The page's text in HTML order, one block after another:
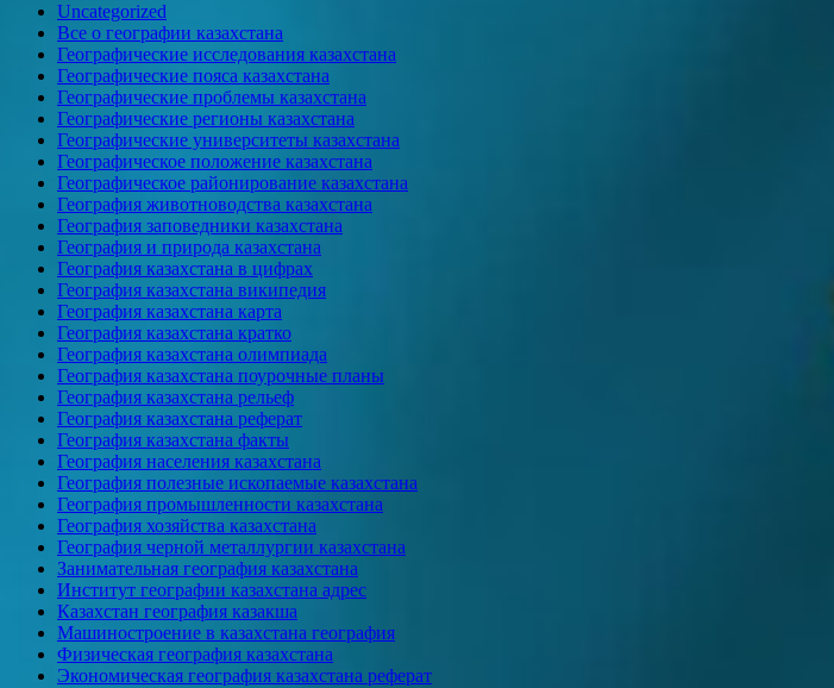
Uncategorized
Все о географии казахстана
Географические исследования казахстана
Географические пояса казахстана
Географические проблемы казахстана
Географические регионы казахстана
Географические университеты казахстана
Географическое положение казахстана
Географическое районирование казахстана
География животноводства казахстана
География заповедники казахстана
География и природа казахстана
География казахстана в цифрах
География казахстана википедия
География казахстана карта
География казахстана кратко
География казахстана олимпиада
География казахстана поурочные планы
География казахстана рельеф
География казахстана реферат
География казахстана факты
География населения казахстана
География полезные ископаемые казахстана
География промышленности казахстана
География хозяйства казахстана
География черной металлургии казахстана
Занимательная география казахстана
Институт географии казахстана адрес
Казахстан география казакша
Машиностроение в казахстана география
Физическая география казахстана
Экономическая география казахстана реферат